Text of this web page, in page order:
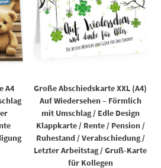
A4
Große Abschiedskarte XXL (A4)
Auf Wiedersehen – Förmlich
mit Umschlag / Edle Design
Klappkarte / Rente / Pension /
Ruhestand / Verabschiedung /
Letzter Arbeitstag / Gruß-Karte
für Kollegen